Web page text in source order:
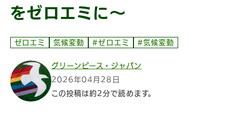
をゼロエミに〜
ゼロエミ 気候変動 #ゼロエミ #気候変動
グリーンピース・ジャパン
2026年04月28日
この投稿は約2分で読めます。